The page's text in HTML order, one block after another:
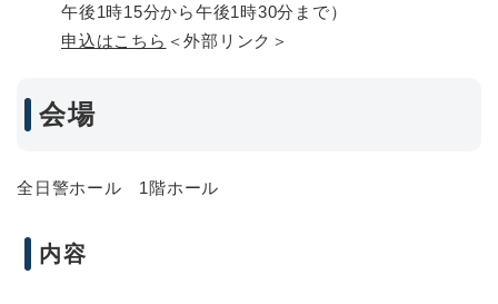
午後1時15分から午後1時30分まで）
申込はこちら ＜外部リンク＞
会場
全日警ホール 1階ホール
内容